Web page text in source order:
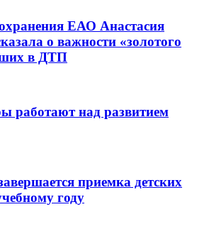
ЕАО Анастасия
о важности «золотого
в ДТП
работают над развитием
приемка детских
году